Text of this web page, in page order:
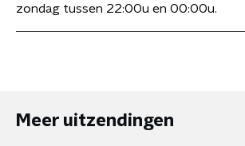
zondag tussen 22:00u en 00:00u.
Meer uitzendingen